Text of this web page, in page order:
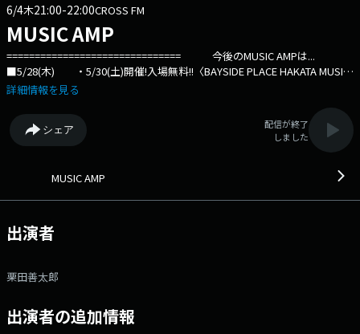
6/4木21:00-22:00CROSS FM
MUSIC AMP
=============================== 今後のMUSIC AMPは...
■5/28(木) ・5/30(土)開催!入場無料!!〈BAYSIDE PLACE HAKATA MUSIC
AMP FES.〉特集♪ ■6/4(木) ・AMP MIX ・コメントゲスト＼柴
FES.」振り返り♪ =============================== =21:00
～22:00 EVERY THURSDAY= Xハッシュタグは「#crossfm」 Xアカ
ウントは「@music_amp」 facebookページは
詳細情報を見る
シェア
配信が終了
しました
MUSIC AMP
出演者
栗田善太郎
出演者の追加情報